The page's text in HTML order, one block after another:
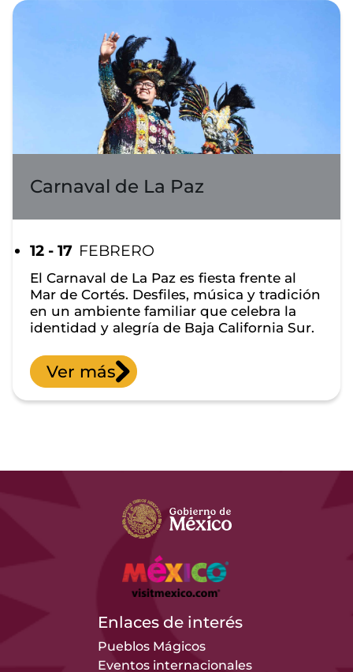
Carnaval de La Paz
12 - 17 FEBRERO
El Carnaval de La Paz es fiesta frente al
Mar de Cortés. Desfiles, música y tradición
en un ambiente familiar que celebra la
identidad y alegría de Baja California Sur.
Ver más
Enlaces de interés
Pueblos Mágicos
Eventos internacionales